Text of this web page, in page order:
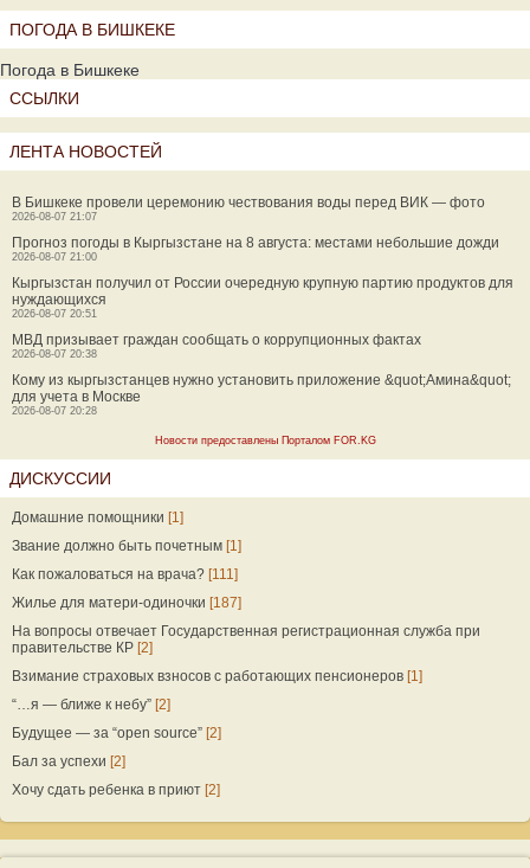
ПОГОДА В БИШКЕКЕ
Погода в Бишкеке
ССЫЛКИ
ЛЕНТА НОВОСТЕЙ
В Бишкеке провели церемонию чествования воды перед ВИК — фото
2026-08-07 21:07
Прогноз погоды в Кыргызстане на 8 августа: местами небольшие дожди
2026-08-07 21:00
Кыргызстан получил от России очередную крупную партию продуктов для
нуждающихся
2026-08-07 20:51
МВД призывает граждан сообщать о коррупционных фактах
2026-08-07 20:38
Кому из кыргызстанцев нужно установить приложение &quot;Амина&quot;
для учета в Москве
2026-08-07 20:28
Новости предоставлены Порталом FOR.KG
ДИСКУССИИ
Домашние помощники [1]
Звание должно быть почетным [1]
Как пожаловаться на врача? [111]
Жилье для матери-одиночки [187]
На вопросы отвечает Государственная регистрационная служба при
правительстве КР [2]
Взимание страховых взносов с работающих пенсионеров [1]
“…я — ближе к небу” [2]
Будущее — за “open source” [2]
Бал за успехи [2]
Хочу сдать ребенка в приют [2]